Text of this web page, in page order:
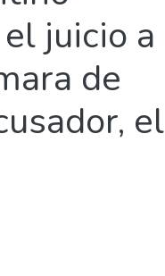
juicio a
de
el